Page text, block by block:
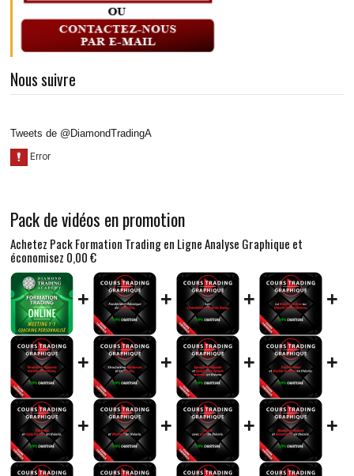
Nous suivre
Tweets de @DiamondTradingA
Pack de vidéos en promotion
Achetez Pack Formation Trading en Ligne Analyse Graphique et
économisez 0,00 €
+ + + +
+ + + +
+ + + +